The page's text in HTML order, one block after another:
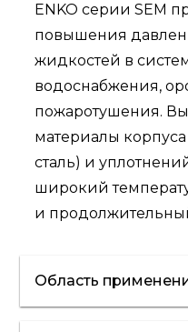
ENKO серии SEM
повышения
жидкостей в
водоснабжения,
пожаротушения.
материалы
сталь) и
широкий
и
Область